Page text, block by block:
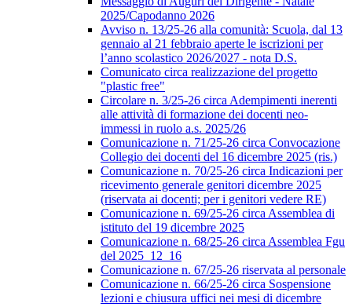
2025/Capodanno 2026
Avviso n. 13/25-26 alla comunità: Scuola, dal 13
gennaio al 21 febbraio aperte le iscrizioni per
l’anno scolastico 2026/2027 - nota D.S.
Comunicato circa realizzazione del progetto
"plastic free"
Circolare n. 3/25-26 circa Adempimenti inerenti
alle attività di formazione dei docenti neo-
immessi in ruolo a.s. 2025/26
Comunicazione n. 71/25-26 circa Convocazione
Collegio dei docenti del 16 dicembre 2025 (ris.)
Comunicazione n. 70/25-26 circa Indicazioni per
ricevimento generale genitori dicembre 2025
(riservata ai docenti; per i genitori vedere RE)
Comunicazione n. 69/25-26 circa Assemblea di
istituto del 19 dicembre 2025
Comunicazione n. 68/25-26 circa Assemblea Fgu
del 2025_12_16
Comunicazione n. 67/25-26 riservata al personale
Comunicazione n. 66/25-26 circa Sospensione
lezioni e chiusura uffici nei mesi di dicembre